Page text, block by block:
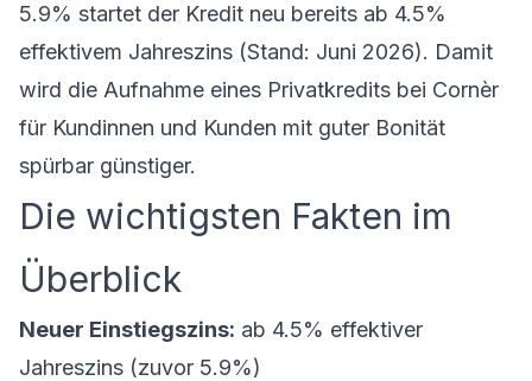
5.9% startet der Kredit neu bereits ab 4.5%
effektivem Jahreszins (Stand: Juni 2026). Damit
wird die Aufnahme eines Privatkredits bei Cornèr
für Kundinnen und Kunden mit guter Bonität
spürbar günstiger.
Die wichtigsten Fakten im
Überblick
Neuer Einstiegszins: ab 4.5% effektiver
Jahreszins (zuvor 5.9%)